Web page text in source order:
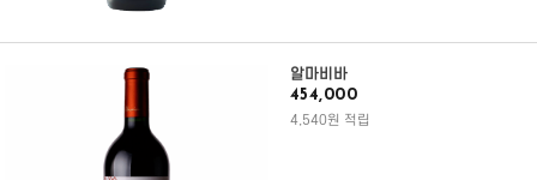
알마비바
454,000
4,540원 적립